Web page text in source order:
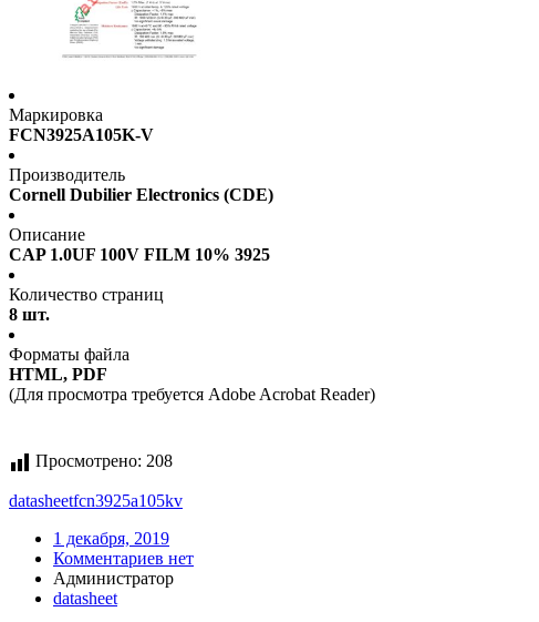
Маркировка
FCN3925A105K-V
Производитель
Cornell Dubilier Electronics (CDE)
Описание
CAP 1.0UF 100V FILM 10% 3925
Количество страниц
8 шт.
Форматы файла
HTML, PDF
(Для просмотра требуется Adobe Acrobat Reader)
Просмотрено: 208
datasheetfcn3925a105kv
1 декабря, 2019
Комментариев нет
Администратор
datasheet